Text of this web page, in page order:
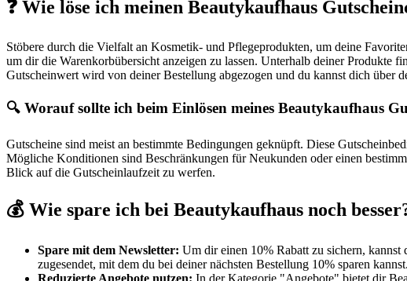
❓ Wie löse ich meinen Beautykaufhaus
Stöbere durch die Vielfalt an Kosmetik- und Pflegeprodukten, um deine
um dir die Warenkorbübersicht anzeigen zu lassen. Unterhalb deiner Produkte
Gutscheinwert wird von deiner Bestellung abgezogen und du kannst dich über
🔍 Worauf sollte ich beim Einlösen meines Beautykaufhaus
Gutscheine sind meist an bestimmte Bedingungen geknüpft. Diese
Mögliche Konditionen sind Beschränkungen für Neukunden oder einen
Blick auf die Gutscheinlaufzeit zu werfen.
💰 Wie spare ich bei Beautykaufhaus noch
Spare mit dem Newsletter: Um dir einen 10% Rabatt zu sichern,
zugesendet, mit dem du bei deiner nächsten Bestellung 10% sparen kannst.
Reduzierte Angebote nutzen: In der Kategorie "Angebote" bietet dir